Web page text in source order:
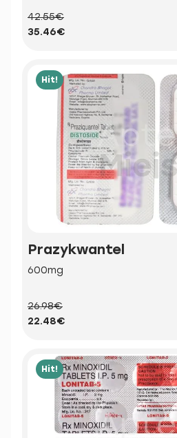
42.55€
35.46€
Hit!
Prazykwantel
600mg
26.98€
22.48€
Hit!